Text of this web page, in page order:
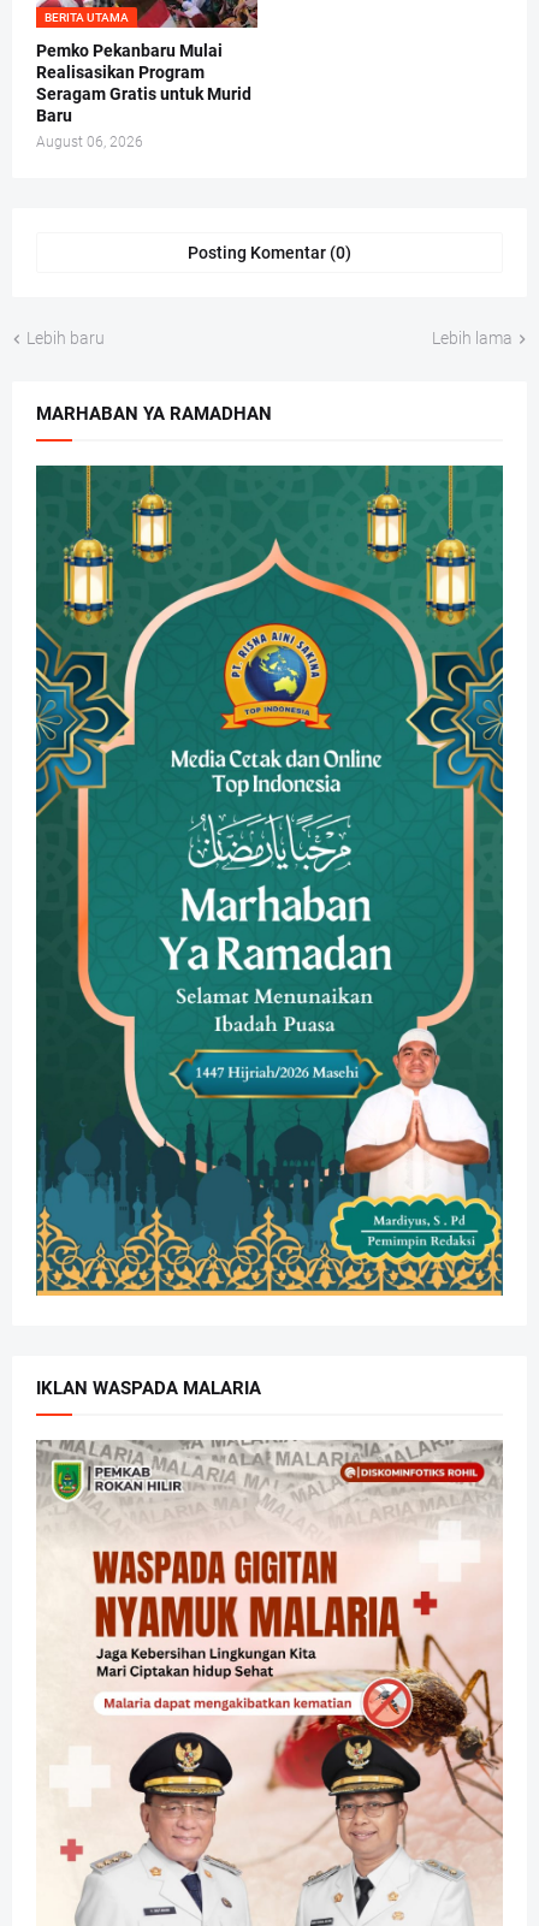
BERITA UTAMA
Pemko Pekanbaru Mulai
Realisasikan Program
Seragam Gratis untuk Murid
Baru
August 06, 2026
Posting Komentar (0)
Lebih baru Lebih lama
MARHABAN YA RAMADHAN
IKLAN WASPADA MALARIA